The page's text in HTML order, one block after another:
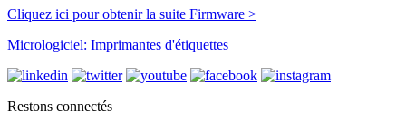
Cliquez ici pour obtenir la suite Firmware >
Micrologiciel: Imprimantes d'étiquettes
Restons connectés